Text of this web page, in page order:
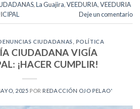
,La Guajira,VEEDURIA,VEEDURIA
Deje un comentario
CIUDADANAS POLÍTICA
CIUDADANA VIGÍA
¡HACER CUMPLIR!
2025 POR REDACCIÓN OJO PELAO'